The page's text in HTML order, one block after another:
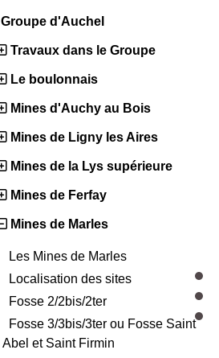
Groupe d'Auchel
Travaux dans le Groupe
Le boulonnais
Mines d'Auchy au Bois
Mines de Ligny les Aires
Mines de la Lys supérieure
Mines de Ferfay
Mines de Marles
Les Mines de Marles
Localisation des sites
Fosse 2/2bis/2ter
Fosse 3/3bis/3ter ou Fosse Saint
Abel et Saint Firmin